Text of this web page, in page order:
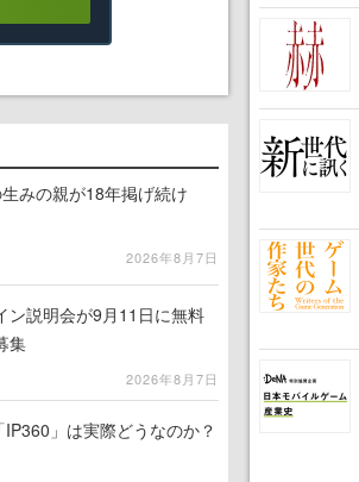
みの親が18年掲げ続け
2026年8月7日
ン説明会が9月11日に無料
集
2026年8月7日
」は実際どうなのか？